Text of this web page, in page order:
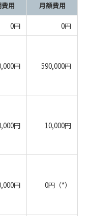
用 月額費用
0円 0円
円 590,000円
円 10,000円
円 0円（*）